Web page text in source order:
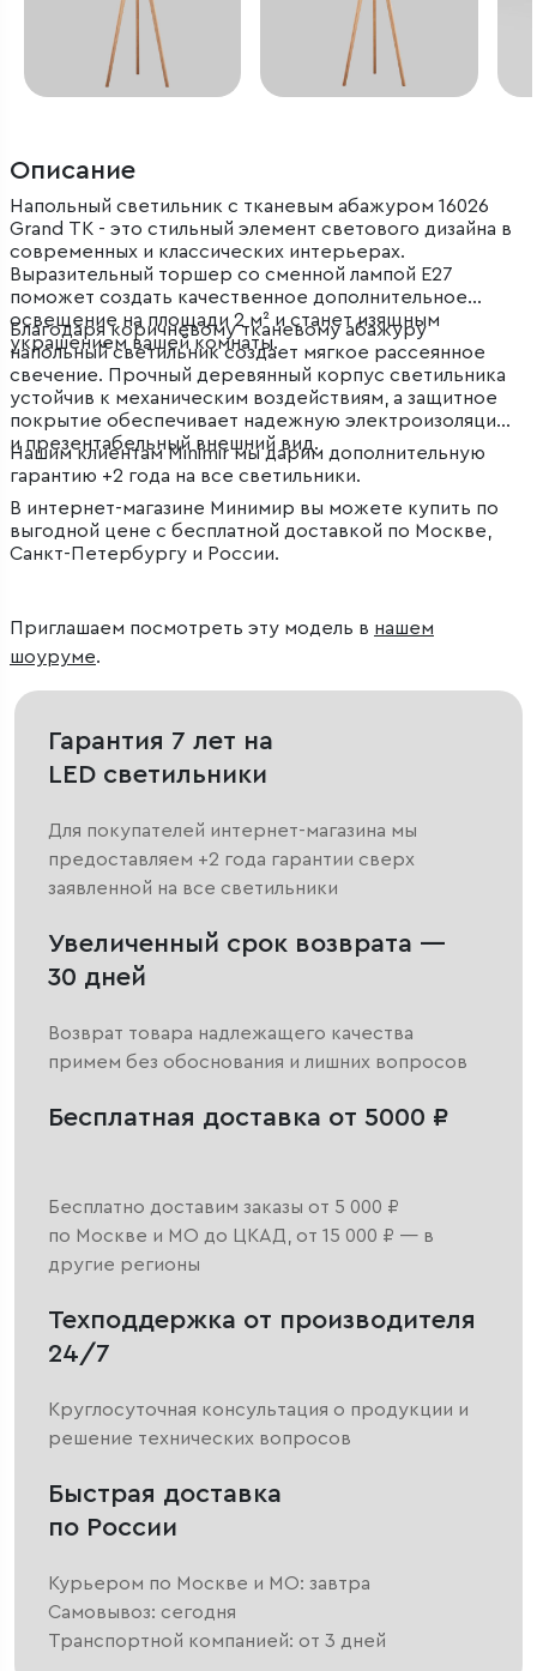
Описание
Напольный светильник с тканевым абажуром 16026
Grand TK - это стильный элемент светового дизайна в
современных и классических интерьерах.
Выразительный торшер со сменной лампой E27
поможет создать качественное дополнительное
освещение на площади 2 м² и станет изящным
украшением вашей комнаты.
Благодаря коричневому тканевому абажуру
напольный светильник создает мягкое рассеянное
свечение. Прочный деревянный корпус светильника
устойчив к механическим воздействиям, а защитное
покрытие обеспечивает надежную электроизоляцию
и презентабельный внешний вид.
Нашим клиентам Minimir мы дарим дополнительную
гарантию +2 года на все светильники.
В интернет-магазине Минимир вы можете купить по
выгодной цене с бесплатной доставкой по Москве,
Санкт-Петербургу и России.
Приглашаем посмотреть эту модель в нашем
шоуруме.
Гарантия 7 лет на
LED светильники
Для покупателей интернет-магазина мы
предоставляем +2 года гарантии сверх
заявленной на все светильники
Увеличенный срок возврата —
30 дней
Возврат товара надлежащего качества
примем без обоснования и лишних вопросов
Бесплатная доставка от 5000 ₽
Бесплатно доставим заказы от 5 000 ₽
по Москве и МО до ЦКАД, от 15 000 ₽ — в
другие регионы
Техподдержка от производителя
24/7
Круглосуточная консультация о продукции и
решение технических вопросов
Быстрая доставка
по России
Курьером по Москве и МО: завтра
Самовывоз: сегодня
Транспортной компанией: от 3 дней